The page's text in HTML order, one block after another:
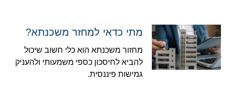
מתי כדאי למחזר משכנתא?
מחזור משכנתא הוא כלי חשוב שיכול
להביא לחיסכון כספי משמעותי ולהעניק
גמישות פיננסית.